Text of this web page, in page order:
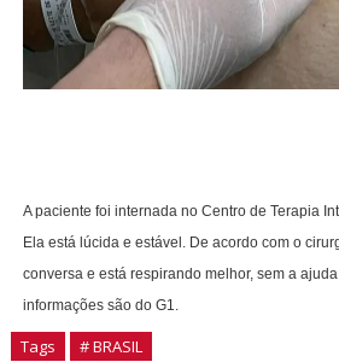
A paciente foi internada no Centro de Terapia
Ela está lúcida e estável. De acordo com o
conversa e está respirando melhor, sem a
informações são do G1.
Tags # BRASIL